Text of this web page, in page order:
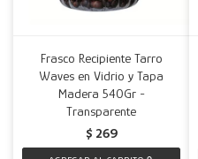
Frasco Recipiente Tarro
Waves en Vidrio y Tapa
Madera 540Gr -
Transparente
$ 269